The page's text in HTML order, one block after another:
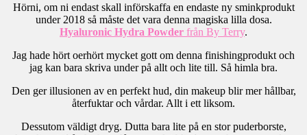
Hörni, om ni endast skall införskaffa en endaste ny sminkprodukt
under 2018 så måste det vara denna magiska lilla dosa.
Hyaluronic Hydra Powder från By Terry.
Jag hade hört oerhört mycket gott om denna finishingprodukt och
jag kan bara skriva under på allt och lite till. Så himla bra.
Den ger illusionen av en perfekt hud, din makeup blir mer hållbar,
återfuktar och vårdar. Allt i ett liksom.
Dessutom väldigt dryg. Dutta bara lite på en stor puderborste,